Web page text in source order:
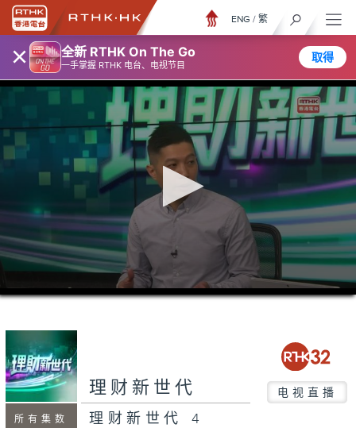
× 全新 RTHK On The Go
一手掌握 RTHK 电台、电视节目
取得
ENG / 繁
seconds
seconds
所有集数
理财新世代 电视直播
理财新世代 4